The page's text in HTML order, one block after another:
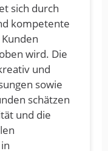
sich durch
kompetente
wird. Die
und
sowie
schätzen
und die